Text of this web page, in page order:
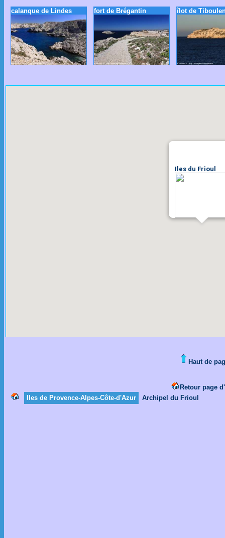
calanque de Lindes fort de Brégantin îlot de
Iles du Frioul
Haut de
Retour page
Iles de Provence-Alpes-Côte-d'Azur
Archipel du Frioul